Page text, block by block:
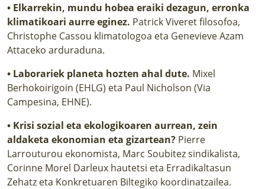
• Elkarrekin, mundu hobea eraiki dezagun, erronka
klimatikoari aurre eginez. Patrick Viveret filosofoa,
Christophe Cassou klimatologoa eta Genevieve Azam
Attaceko arduraduna.
• Laborariek planeta hozten ahal dute. Mixel
Berhokoirigoin (EHLG) eta Paul Nicholson (Via
Campesina, EHNE).
• Krisi sozial eta ekologikoaren aurrean, zein
aldaketa ekonomian eta gizartean? Pierre
Larrouturou ekonomista, Marc Soubitez sindikalista,
Corinne Morel Darleux hautetsi eta Erradikaltasun
Zehatz eta Konkretuaren Biltegiko koordinatzailea.